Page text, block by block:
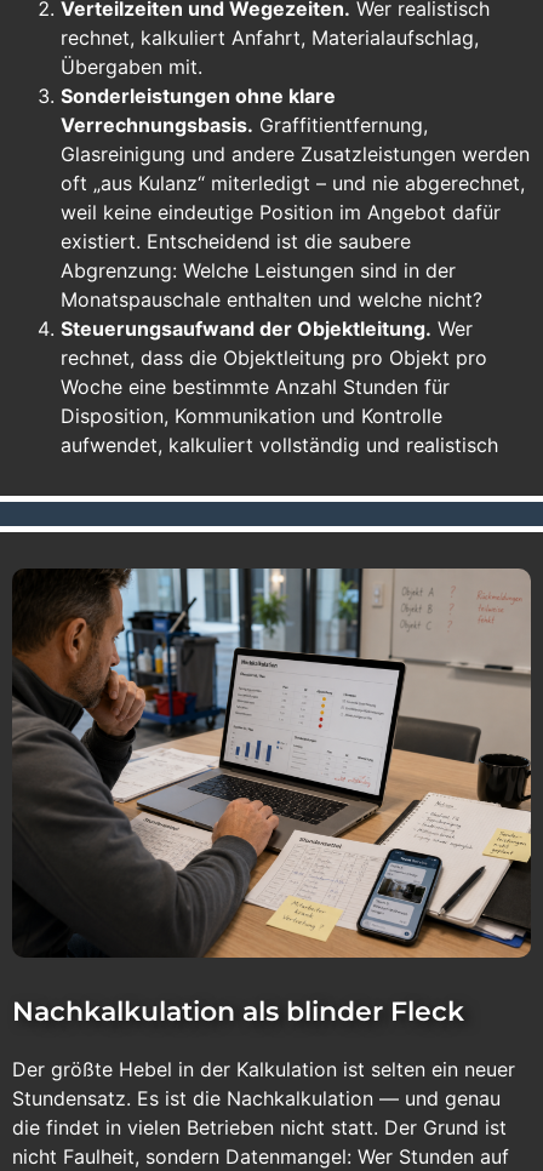
Verteilzeiten und Wegezeiten. Wer realistisch
rechnet, kalkuliert Anfahrt, Materialaufschlag,
Übergaben mit.
Sonderleistungen ohne klare
Verrechnungsbasis. Graffitientfernung,
Glasreinigung und andere Zusatzleistungen werden
oft „aus Kulanz“ miterledigt – und nie abgerechnet,
weil keine eindeutige Position im Angebot dafür
existiert. Entscheidend ist die saubere
Abgrenzung: Welche Leistungen sind in der
Monatspauschale enthalten und welche nicht?
Steuerungsaufwand der Objektleitung. Wer
rechnet, dass die Objektleitung pro Objekt pro
Woche eine bestimmte Anzahl Stunden für
Disposition, Kommunikation und Kontrolle
aufwendet, kalkuliert vollständig und realistisch
Nachkalkulation als blinder Fleck
Der größte Hebel in der Kalkulation ist selten ein neuer
Stundensatz. Es ist die Nachkalkulation — und genau
die findet in vielen Betrieben nicht statt. Der Grund ist
nicht Faulheit, sondern Datenmangel: Wer Stunden auf